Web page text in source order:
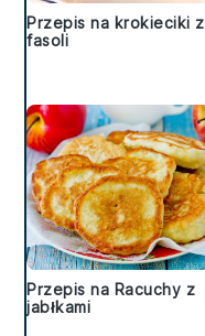
Przepis na krokieciki z
fasoli
Przepis na Racuchy z
jabłkami